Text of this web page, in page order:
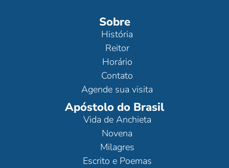
Sobre
História
Reitor
Horário
Contato
Agende sua visita
Apóstolo do Brasil
Vida de Anchieta
Novena
Milagres
Escrito e Poemas